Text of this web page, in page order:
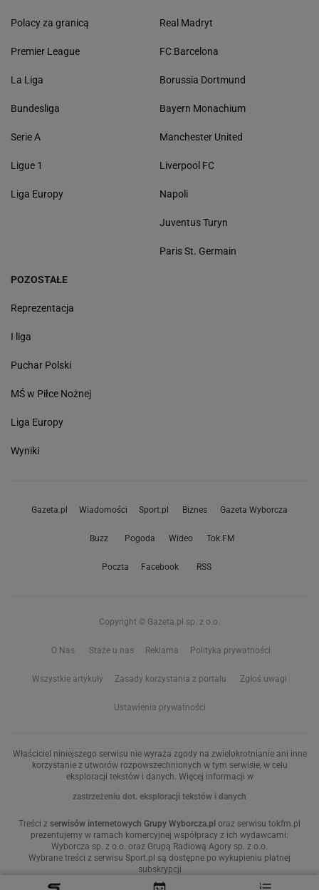
Polacy za granicą
Premier League
La Liga
Bundesliga
Serie A
Ligue 1
Liga Europy
Real Madryt
FC Barcelona
Borussia Dortmund
Bayern Monachium
Manchester United
Liverpool FC
Napoli
Juventus Turyn
Paris St. Germain
POZOSTAŁE
Reprezentacja
I liga
Puchar Polski
MŚ w Piłce Nożnej
Liga Europy
Wyniki
Gazeta.pl Wiadomości Sport.pl Biznes Gazeta Wyborcza
Buzz Pogoda Wideo Tok.FM
Poczta Facebook RSS
Copyright © Gazeta.pl sp. z o.o.
O Nas Staże u nas Reklama Polityka prywatności
Wszystkie artykuły Zasady korzystania z portalu Zgłoś uwagi
Ustawienia prywatności
Właściciel niniejszego serwisu nie wyraża zgody na zwielokrotnianie ani inne
korzystanie z utworów rozpowszechnionych w tym serwisie, w celu
eksploracji tekstów i danych. Więcej informacji w
zastrzeżeniu dot. eksploracji tekstów i danych
Treści z serwisów internetowych Grupy Wyborcza.pl oraz serwisu tokfm.pl
prezentujemy w ramach komercyjnej współpracy z ich wydawcami:
Wyborcza sp. z o.o. oraz Grupą Radiową Agory sp. z o.o.
Wybrane treści z serwisu Sport.pl są dostępne po wykupieniu płatnej
subskrypcji